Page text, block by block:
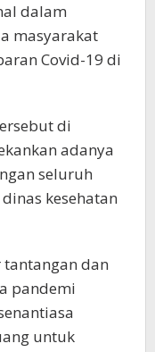
dalam
masyarakat
Covid-19 di
di
adanya
seluruh
kesehatan
dan
pandemi
untuk